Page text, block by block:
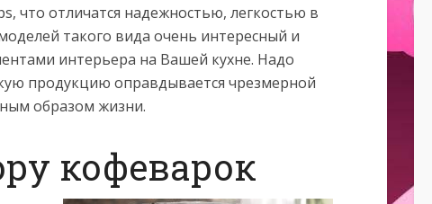
что отличатся надежностью, легкостью в
такого вида очень интересный и
интерьера на Вашей кухне. Надо
продукцию оправдывается чрезмерной
образом жизни.
кофеварок